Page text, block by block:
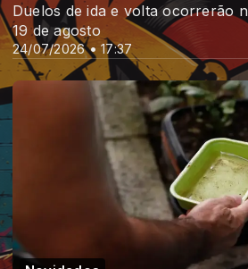
24/07/2026 • 17:37
Duelos de ida e volta ocorrerão
19 de agosto